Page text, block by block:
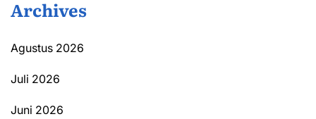
Archives
Agustus 2026
Juli 2026
Juni 2026